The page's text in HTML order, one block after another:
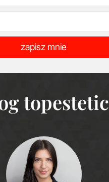
zapisz mnie
topestetic